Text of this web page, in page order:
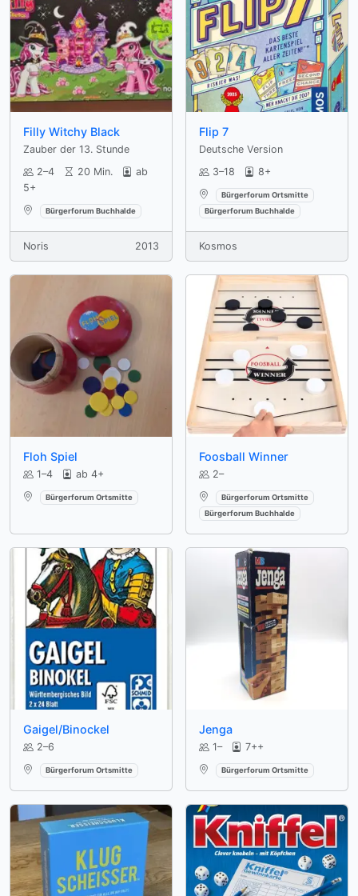
Filly Witchy Black
Zauber der 13. Stunde
2–4
20 Min.
ab
5+
Verfügbar an:
Bürgerforum Buchhalde
Noris 2013
Flip 7
Deutsche Version
3–18
8+
Verfügbar an:
Bürgerforum Ortsmitte
Bürgerforum Buchhalde
Kosmos
Floh Spiel
1–4
ab 4+
Verfügbar an:
Bürgerforum Ortsmitte
Foosball Winner
2–
Verfügbar an:
Bürgerforum Ortsmitte
Bürgerforum Buchhalde
Gaigel/Binockel
2–6
Verfügbar an:
Bürgerforum Ortsmitte
Jenga
1–
7++
Verfügbar an:
Bürgerforum Ortsmitte